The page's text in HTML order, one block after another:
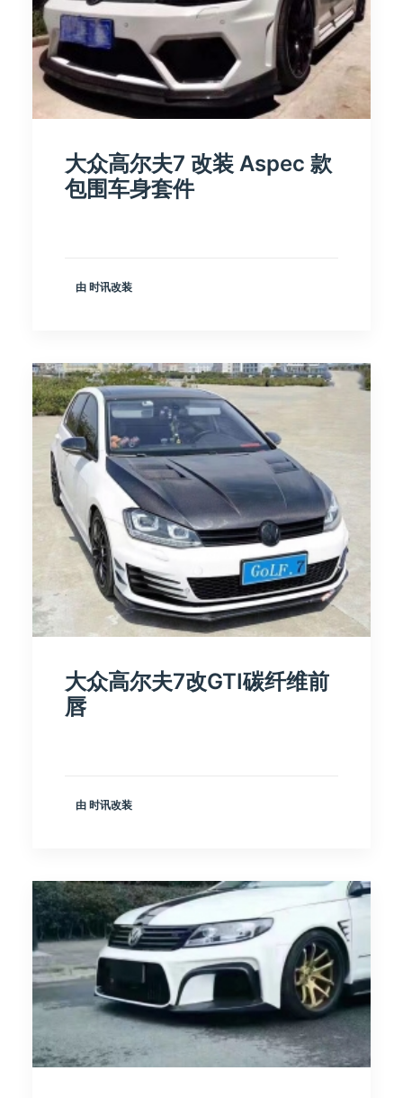
大众高尔夫7 改装 Aspec 款
包围车身套件
由 时讯改装
大众高尔夫7改GTI碳纤维前
唇
由 时讯改装